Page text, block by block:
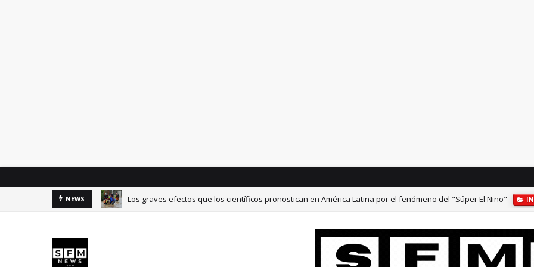
NEWS Los graves efectos que los científicos pronostican en América Latina por el fenómeno del "Súper El Niño"